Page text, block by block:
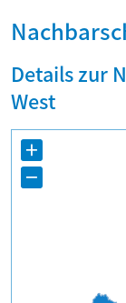
Details zur
West
+
−